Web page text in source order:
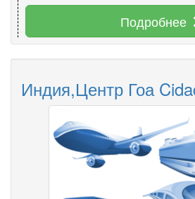
Подробнее
Индия,Центр Гоа